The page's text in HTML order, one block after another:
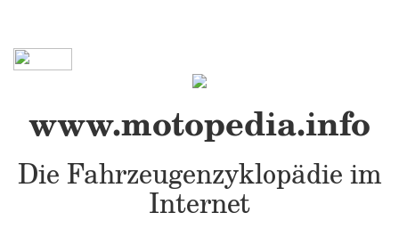
www.motopedia.info
Die Fahrzeugenzyklopädie im
Internet